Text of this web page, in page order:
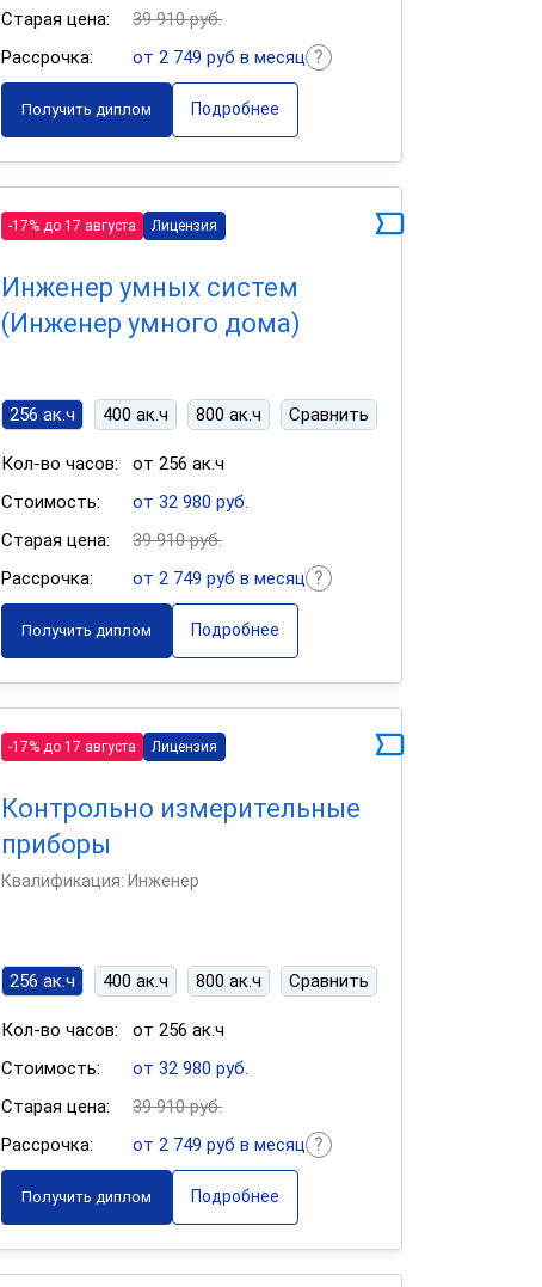
Старая цена:
39 910 руб.
Рассрочка:
от 2 749 руб в месяц
Получить диплом Подробнее
-17% до 17 августа Лицензия
Инженер умных систем
(Инженер умного дома)
256 ак.ч 400 ак.ч 800 ак.ч Сравнить
Кол-во часов:
от 256 ак.ч
Стоимость:
от 32 980 руб.
Старая цена:
39 910 руб.
Рассрочка:
от 2 749 руб в месяц
Получить диплом Подробнее
-17% до 17 августа Лицензия
Контрольно измерительные
приборы
Квалификация: Инженер
256 ак.ч 400 ак.ч 800 ак.ч Сравнить
Кол-во часов:
от 256 ак.ч
Стоимость:
от 32 980 руб.
Старая цена:
39 910 руб.
Рассрочка:
от 2 749 руб в месяц
Получить диплом Подробнее